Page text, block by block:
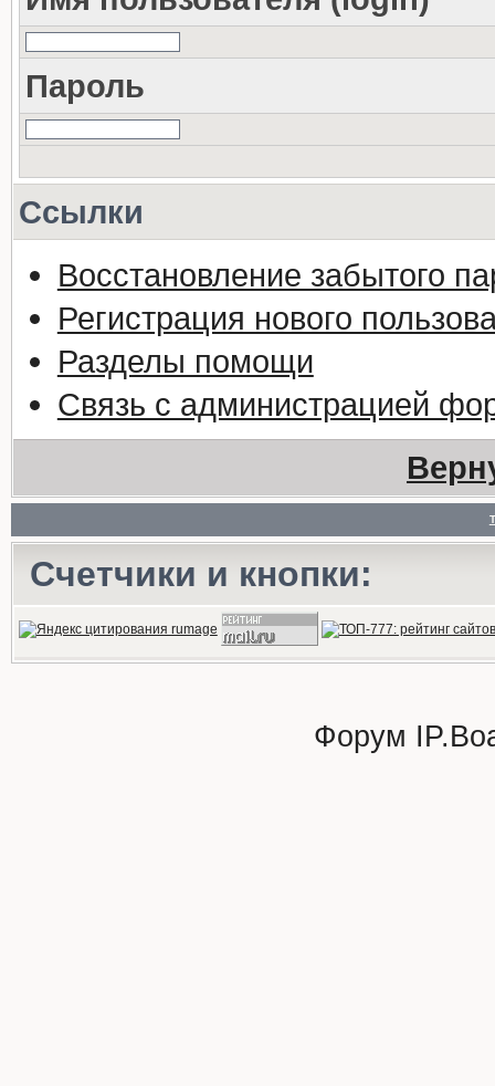
Пароль
Ссылки
Восстановление забытого
Регистрация нового
Разделы помощи
Связь с администрацией
Счетчики и кнопки:
Форум